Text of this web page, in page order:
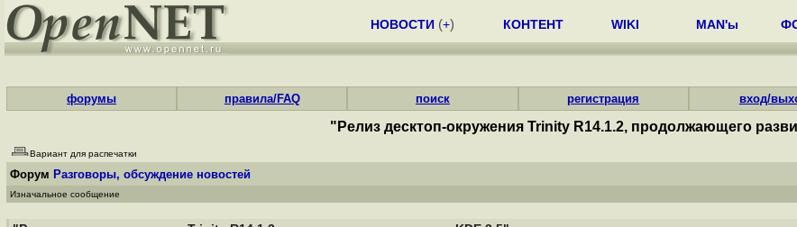
НОВОСТИ (+) КОНТЕНТ WIKI MAN'ы
форумы правила/FAQ поиск регистрация вход/
"Релиз десктоп-окружения Trinity R14.1.2, продолжающего
Вариант для распечатки
Форум Разговоры, обсуждение новостей
Изначальное сообщение